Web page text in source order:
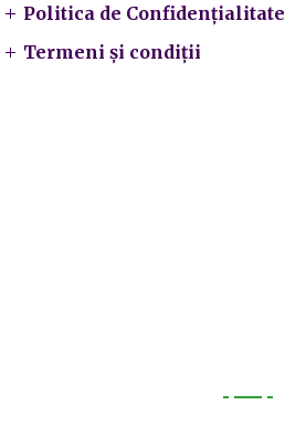
Politica de Confidențialitate
Termeni și condiții